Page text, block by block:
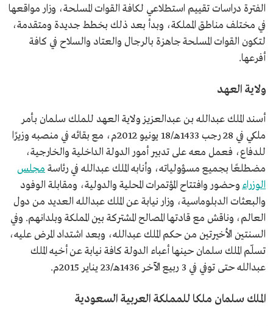
الفترة دراسات تقييم استطلاعي لكافة القوات المسلحة، وزار مواقعها
في مختلف مناطق المملكة، وبدأ بعد ذلك بخطط جديدة ومتقدمة،
لتكون القوات المسلحة جاهزة بالرجال والعتاد والسلاح في كافة
أفرعها.
ولاية العهد
أسند الملك عبدالله بن عبدالعزيز ولاية العهد للملك سلمان بأمر
ملكي في 28 رجب 1433هـ/18 يونيو 2012م، مع بقائه في منصبه وزيرًا
للدفاع، فعمل معه على تدبير أمور الدولة الداخلية والخارجية،
مضطلعًا بجميع مسؤولياته، وأنابه الملك عبدالله في رئاسةمجلس
الوزراءوحضور وافتتاح المؤتمرات المحلية والدولية، ومقابلة الوفود
والبعثات الدبلوماسية، وزار نيابة عن الملك عبدالله العديد من دول
العالم، وناقش مع قادتها المصالح المشتركة بين المملكة وبلدانهم. وفي
السنتين الأخيرتين من حكم الملك عبدالله، وبعد اشتداد المرض عليه،
تسلّم الملك سلمان حينها أعباء الدولة كافة نيابة عن أخيه الملك
عبدالله حتى توفي في 3 ربيع الآخر 1436هـ/23 يناير 2015م.
الملك سلمان ملكا للمملكة العربية السعودية